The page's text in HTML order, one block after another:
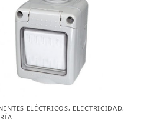
ELÉCTRICOS, ELECTRICIDAD,